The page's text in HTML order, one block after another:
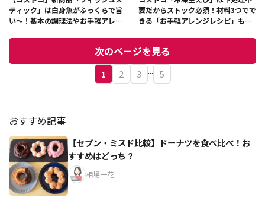
ティック」は白身魚がふっくらで旨
い～！基本の調理法やお手軽アレン
要だからストック必須！材料3つでで
きる「お手軽アレンジレシピ」も紹
次のページを見る
1 2 3 ... 5
おすすめ記事
【セブン・ミスド比較】ドーナツを食べ比べ！お
すすめはどっち？
相場一花